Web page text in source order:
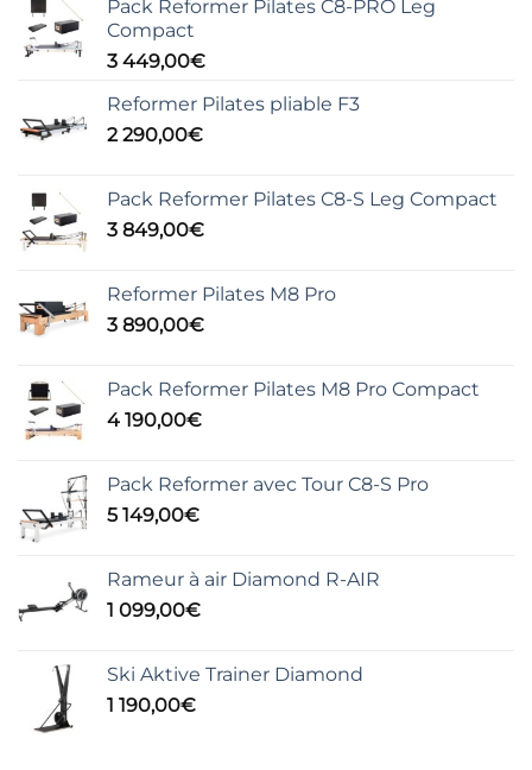
Pack Reformer Pilates C8-PRO Leg
Compact
3 449,00€
Reformer Pilates pliable F3
2 290,00€
Pack Reformer Pilates C8-S Leg Compact
3 849,00€
Reformer Pilates M8 Pro
3 890,00€
Pack Reformer Pilates M8 Pro Compact
4 190,00€
Pack Reformer avec Tour C8-S Pro
5 149,00€
Rameur à air Diamond R-AIR
1 099,00€
Ski Aktive Trainer Diamond
1 190,00€